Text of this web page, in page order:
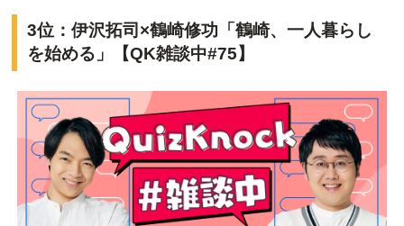
3位：伊沢拓司×鶴崎修功「鶴崎、一人暮らし
を始める」【QK雑談中#75】